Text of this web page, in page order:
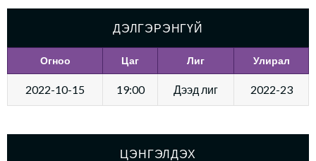
ДЭЛГЭРЭНГҮЙ
Огноо Цаг Лиг Улирал
2022-10-15 19:00 Дээд лиг 2022-23
ЦЭНГЭЛДЭХ